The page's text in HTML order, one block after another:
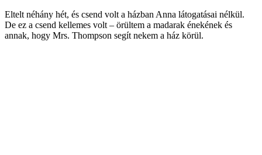
Eltelt néhány hét, és csend volt a házban Anna látogatásai nélkül.
De ez a csend kellemes volt – örültem a madarak énekének és
annak, hogy Mrs. Thompson segít nekem a ház körül.